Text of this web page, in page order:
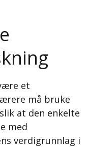
et
må bruke
at den enkelte
med
verdigrunnlag i